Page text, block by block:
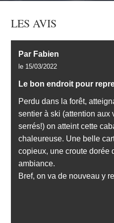
LES AVIS
Par Fabien
le 15/03/2022
Le bon endroit pour
Perdu dans la forêt,
sentier à ski (attention aux
serrés!) on atteint cette
chaleureuse. Une belle
copieux, une croute dorée
ambiance.
Bref, on va de nouveau y